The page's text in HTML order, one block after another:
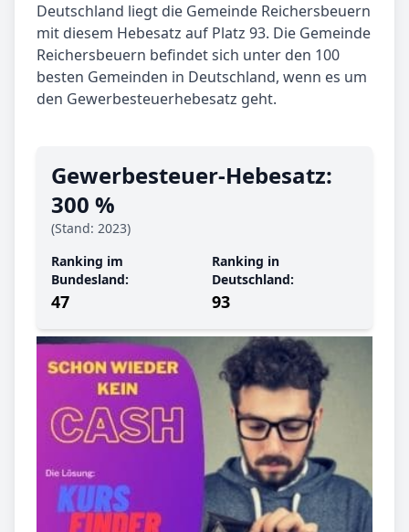
Deutschland liegt die Gemeinde Reichersbeuern
mit diesem Hebesatz auf Platz 93. Die Gemeinde
Reichersbeuern befindet sich unter den 100
besten Gemeinden in Deutschland, wenn es um
den Gewerbesteuerhebesatz geht.
Gewerbe­steuer-Hebe­satz:
300 %
(Stand: 2023)
Ranking im
Bundesland:
47
Ranking in
Deutschland:
93